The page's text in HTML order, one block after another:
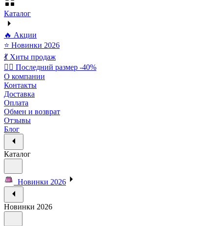
Каталог
🔥 Акции
⭐ Новинки 2026
💃 Хиты продаж
🏃‍♀️ Последний размер -40%
О компании
Контакты
Доставка
Оплата
Обмен и возврат
Отзывы
Блог
Каталог
Новинки 2026
Новинки 2026